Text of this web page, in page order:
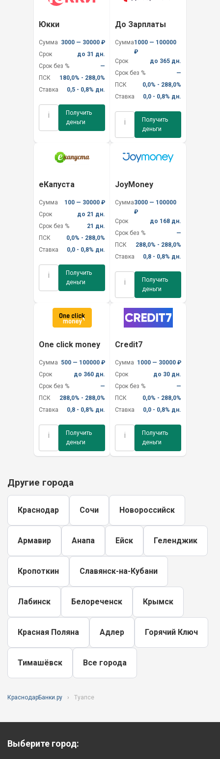
Юкки
Сумма 3000 — 30000 ₽
Срок
до 31 дн.
Срок без %
—
ПСК
180,0% - 288,0%
Ставка
0,5 - 0,8% дн.
i
Получить
деньги
До Зарплаты
Сумма1000 — 100000
₽
Срок
до 365 дн.
Срок без %
—
ПСК
0,0% - 288,0%
Ставка
0,0 - 0,8% дн.
i
Получить
деньги
еКапуста
Сумма
100 — 30000 ₽
Срок
до 21 дн.
Срок без %
21 дн.
ПСК
0,0% - 288,0%
Ставка
0,0 - 0,8% дн.
i
Получить
деньги
JoyMoney
Сумма3000 — 100000
₽
Срок
до 168 дн.
Срок без %
—
ПСК
288,0% - 288,0%
Ставка
0,8 - 0,8% дн.
i
Получить
деньги
One click money
Сумма 500 — 100000 ₽
Срок
до 360 дн.
Срок без %
—
ПСК
288,0% - 288,0%
Ставка
0,8 - 0,8% дн.
i
Получить
деньги
Credit7
Сумма 1000 — 30000 ₽
Срок
до 30 дн.
Срок без %
—
ПСК
0,0% - 288,0%
Ставка
0,0 - 0,8% дн.
i
Получить
деньги
Другие города
Краснодар Сочи Новороссийск
Армавир Анапа Ейск Геленджик
Кропоткин Славянск-на-Кубани
Лабинск Белореченск Крымск
Красная Поляна Адлер Горячий Ключ
Тимашёвск Все города
КраснодарБанки.ру Туапсе
Выберите город: